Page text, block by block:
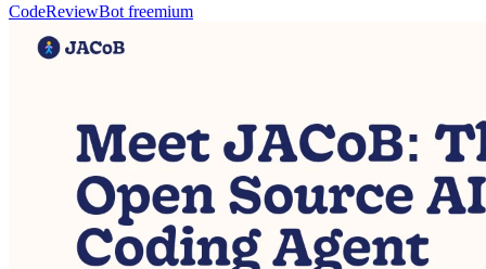
CodeReviewBot freemium